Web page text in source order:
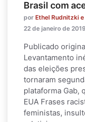
Brasil com
por Ethel Rudnitzki
22 de janeiro de 2019
Publicado
Levantamento
das eleições
tornaram
plataforma Gab,
EUA Frases
feministas,